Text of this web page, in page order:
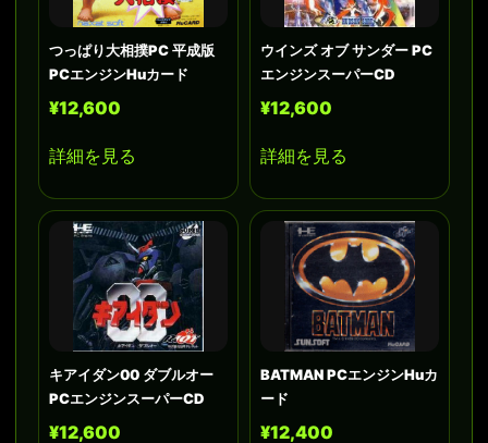
つっぱり大相撲PC 平成版
PCエンジンHuカード
¥12,600
詳細を見る
ウインズ オブ サンダー PC
エンジンスーパーCD
¥12,600
詳細を見る
キアイダン00 ダブルオー
PCエンジンスーパーCD
¥12,600
BATMAN PCエンジンHuカ
ード
¥12,400